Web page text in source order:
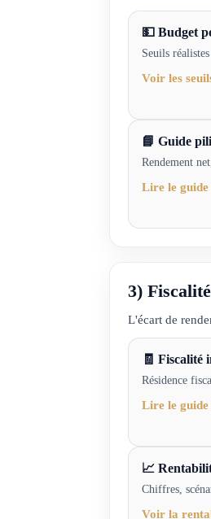
💵 Budget
Seuils
Voir les
📘 Guide
Rendement
Lire le
3)
L'écart de
🧾 Fiscalité
Résidence
Lire le
📈
Chiffres,
Voir la